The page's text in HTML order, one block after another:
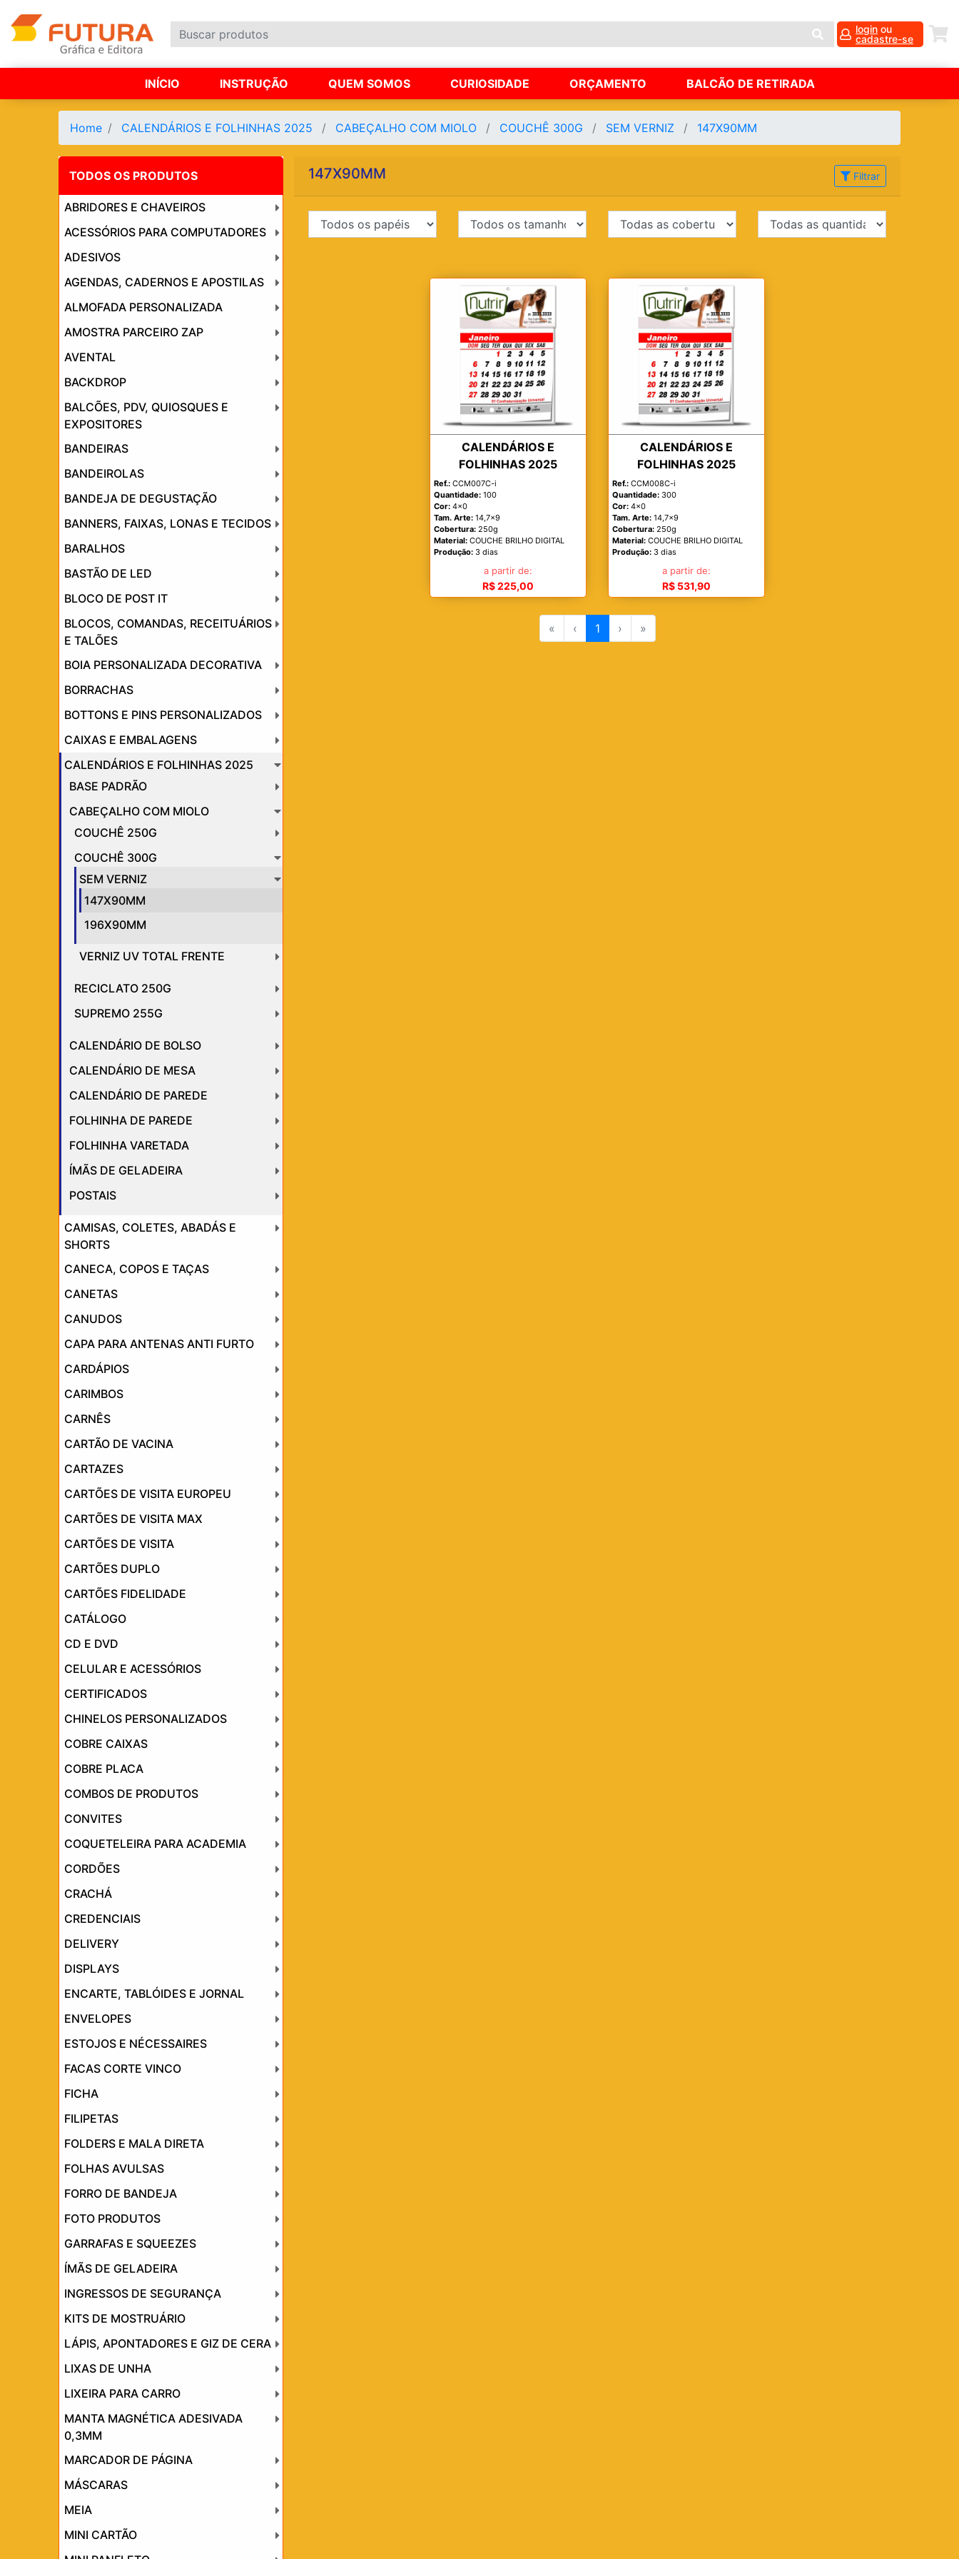
login ou
cadastre-se
INÍCIO INSTRUÇÃO QUEM SOMOS CURIOSIDADE ORÇAMENTO BALCÃO DE RETIRADA
Home CALENDÁRIOS E FOLHINHAS 2025 CABEÇALHO COM MIOLO COUCHÊ 300G SEM VERNIZ 147X90MM
TODOS OS PRODUTOS
ABRIDORES E CHAVEIROS
ACESSÓRIOS PARA COMPUTADORES
ADESIVOS
AGENDAS, CADERNOS E APOSTILAS
ALMOFADA PERSONALIZADA
AMOSTRA PARCEIRO ZAP
AVENTAL
BACKDROP
BALCÕES, PDV, QUIOSQUES E
EXPOSITORES
BANDEIRAS
BANDEIROLAS
BANDEJA DE DEGUSTAÇÃO
BANNERS, FAIXAS, LONAS E TECIDOS
BARALHOS
BASTÃO DE LED
BLOCO DE POST IT
BLOCOS, COMANDAS, RECEITUÁRIOS
E TALÕES
BOIA PERSONALIZADA DECORATIVA
BORRACHAS
BOTTONS E PINS PERSONALIZADOS
CAIXAS E EMBALAGENS
CALENDÁRIOS E FOLHINHAS 2025
BASE PADRÃO
CABEÇALHO COM MIOLO
COUCHÊ 250G
COUCHÊ 300G
SEM VERNIZ
147X90MM
196X90MM
VERNIZ UV TOTAL FRENTE
RECICLATO 250G
SUPREMO 255G
CALENDÁRIO DE BOLSO
CALENDÁRIO DE MESA
CALENDÁRIO DE PAREDE
FOLHINHA DE PAREDE
FOLHINHA VARETADA
ÍMÃS DE GELADEIRA
POSTAIS
CAMISAS, COLETES, ABADÁS E
SHORTS
CANECA, COPOS E TAÇAS
CANETAS
CANUDOS
CAPA PARA ANTENAS ANTI FURTO
CARDÁPIOS
CARIMBOS
CARNÊS
CARTÃO DE VACINA
CARTAZES
CARTÕES DE VISITA EUROPEU
CARTÕES DE VISITA MAX
CARTÕES DE VISITA
CARTÕES DUPLO
CARTÕES FIDELIDADE
CATÁLOGO
CD E DVD
CELULAR E ACESSÓRIOS
CERTIFICADOS
CHINELOS PERSONALIZADOS
COBRE CAIXAS
COBRE PLACA
COMBOS DE PRODUTOS
CONVITES
COQUETELEIRA PARA ACADEMIA
CORDÕES
CRACHÁ
CREDENCIAIS
DELIVERY
DISPLAYS
ENCARTE, TABLÓIDES E JORNAL
ENVELOPES
ESTOJOS E NÉCESSAIRES
FACAS CORTE VINCO
FICHA
FILIPETAS
FOLDERS E MALA DIRETA
FOLHAS AVULSAS
FORRO DE BANDEJA
FOTO PRODUTOS
GARRAFAS E SQUEEZES
ÍMÃS DE GELADEIRA
INGRESSOS DE SEGURANÇA
KITS DE MOSTRUÁRIO
LÁPIS, APONTADORES E GIZ DE CERA
LIXAS DE UNHA
LIXEIRA PARA CARRO
MANTA MAGNÉTICA ADESIVADA
0,3MM
MARCADOR DE PÁGINA
MÁSCARAS
MEIA
MINI CARTÃO
147X90MM Filtrar
CALENDÁRIOS E
FOLHINHAS 2025
Ref.: CCM007C-i
Quantidade: 100
Cor: 4x0
Tam. Arte: 14,7x9
Cobertura: 250g
Material: COUCHE BRILHO DIGITAL
Produção: 3 dias
a partir de:
R$ 225,00
CALENDÁRIOS E
FOLHINHAS 2025
Ref.: CCM008C-i
Quantidade: 300
Cor: 4x0
Tam. Arte: 14,7x9
Cobertura: 250g
Material: COUCHE BRILHO DIGITAL
Produção: 3 dias
a partir de:
R$ 531,90
« ‹ 1 › »